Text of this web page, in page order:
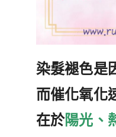
染髮褪色是
而催化氧化
在於陽光、